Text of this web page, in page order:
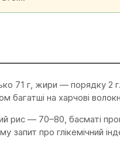
71 г, жири — порядку 2
багатші на харчові
рис — 70–80, басматі
про глікемічний